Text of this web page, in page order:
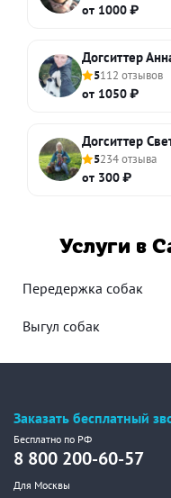
от 1000 ₽
Догситтер
5112 отзывов
от 1050 ₽
Догситтер
5234 отзыва
от 300 ₽
Услуги в
Передержка собак
Выгул собак
Заказать бесплатный
Бесплатно по РФ
8 800 200-60-57
Для Москвы